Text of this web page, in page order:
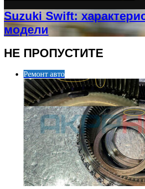
Suzuki Swift:
модели
НЕ ПРОПУСТИТЕ
Ремонт авто